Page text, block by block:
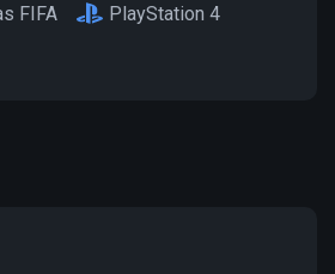
FIFA PlayStation 4